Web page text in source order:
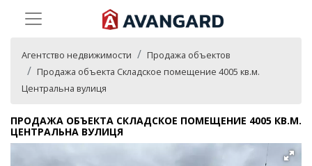
Агентство недвижимости
Продажа объектов
Продажа объекта Складское помещение 4005 кв.м.
Центральна вулиця
ПРОДАЖА ОБЪЕКТА СКЛАДСКОЕ ПОМЕЩЕНИЕ 4005 КВ.М.
ЦЕНТРАЛЬНА ВУЛИЦЯ